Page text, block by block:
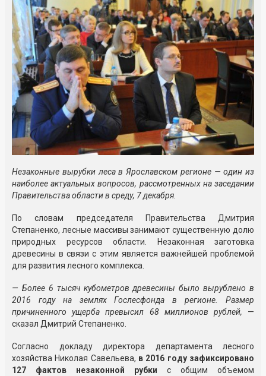
Незаконные вырубки леса в Ярославском регионе — один из
наиболее актуальных вопросов, рассмотренных на заседании
Правительства области в среду, 7 декабря.
По словам председателя Правительства Дмитрия
Степаненко, лесные массивы занимают существенную долю
природных ресурсов области. Незаконная заготовка
древесины в связи с этим является важнейшей проблемой
для развития лесного комплекса.
— Более 6 тысяч кубометров древесины было вырублено в
2016 году на землях Гослесфонда в регионе. Размер
причиненного ущерба превысил 68 миллионов рублей, —
сказал Дмитрий Степаненко.
Согласно докладу директора департамента лесного
хозяйства Николая Савельева, в 2016 году зафиксировано
127 фактов незаконной рубки с общим объемом